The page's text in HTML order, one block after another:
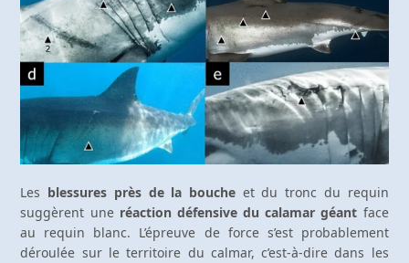
Les blessures près de la bouche et du tronc du requin
suggèrent une réaction défensive du calamar géant face
au requin blanc. L’épreuve de force s’est probablement
déroulée sur le territoire du calmar, c’est-à-dire dans les